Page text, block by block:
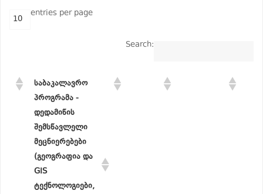
entries per page
Search:
საბაკალავრო
პროგრამა -
დედამიწის
შემსწავლელი
მეცნიერებები
(გეოგრაფია და
GIS
ტექნოლოგიები,